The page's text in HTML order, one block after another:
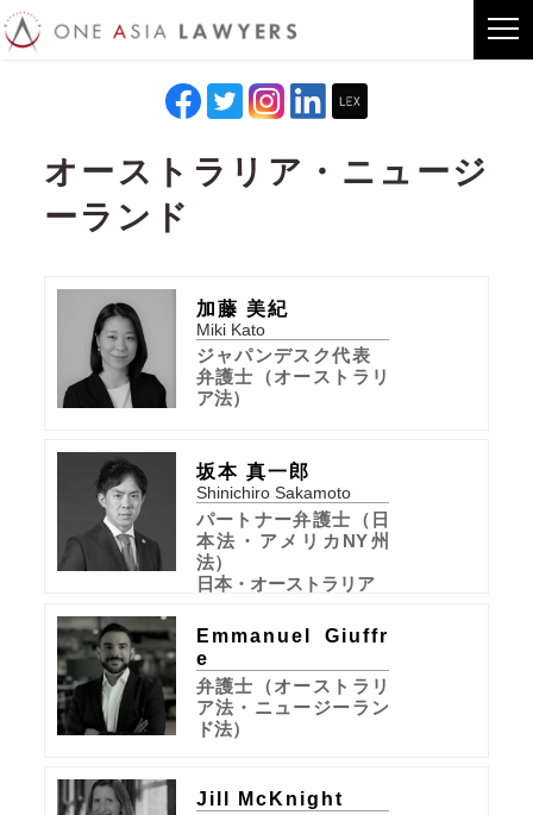
オーストラリア・ニュージ
ーランド
加藤 美紀
Miki Kato
ジャパンデスク代表
弁護士（オーストラリ
ア法）
坂本 真一郎
Shinichiro Sakamoto
パートナー弁護士（日
本法・アメリカNY州
法）
日本・オーストラリア
Emmanuel Giuffr
e
弁護士（オーストラリ
ア法・ニュージーラン
ド法）
Jill McKnight